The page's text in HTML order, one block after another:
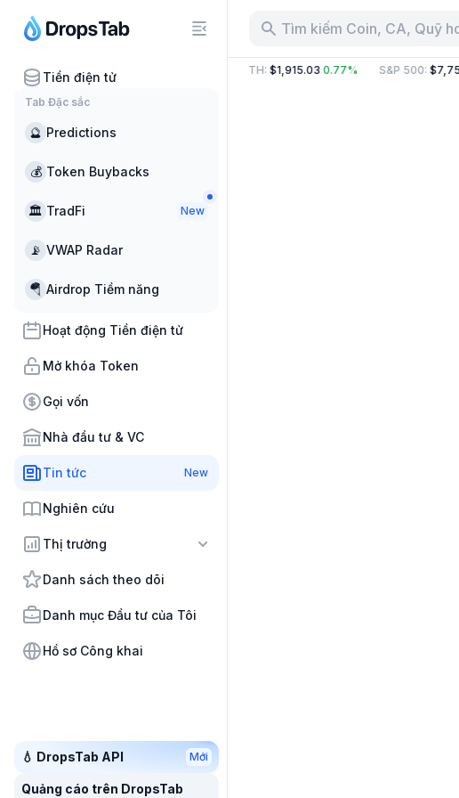
Tiền điện tử
Tab Đặc sắc
🔮 Predictions
💰 Token Buybacks
🏛 TradFi New
📡 VWAP Radar
🪂 Airdrop Tiềm năng
Hoạt động Tiền điện tử
Mở khóa Token
Gọi vốn
Nhà đầu tư & VC
Tin tức New
Nghiên cứu
Thị trường
Danh sách theo dõi
Danh mục Đầu tư của Tôi
Hồ sơ Công khai
💧 DropsTab API Mới
Quảng cáo trên DropsTab
Tìm kiếm Coin, CA, Quỹ
B 10.82% BTC: ETH:$1,915.03 0.77% S&P 500: